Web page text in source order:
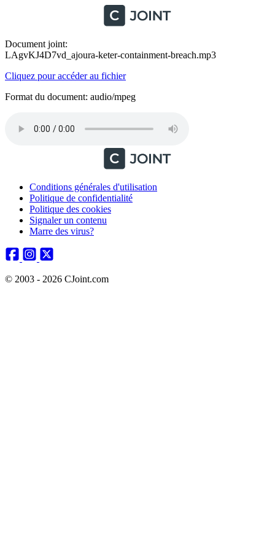
Document joint:
LAgvKJ4D7vd_ajoura-keter-containment-breach.mp3
Cliquez pour accéder au fichier
Format du document: audio/mpeg
Conditions générales d'utilisation
Politique de confidentialité
Politique des cookies
Signaler un contenu
Marre des virus?
© 2003 - 2026 CJoint.com